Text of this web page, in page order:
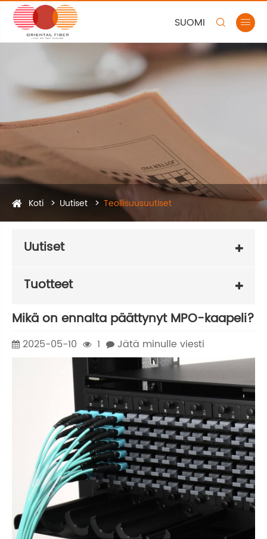
SUOMI  
Koti Uutiset Teollisuusuutiset
Uutiset
Tuotteet
Mikä on ennalta päättynyt MPO-kaapeli?
2025-05-10 1 Jätä minulle viesti